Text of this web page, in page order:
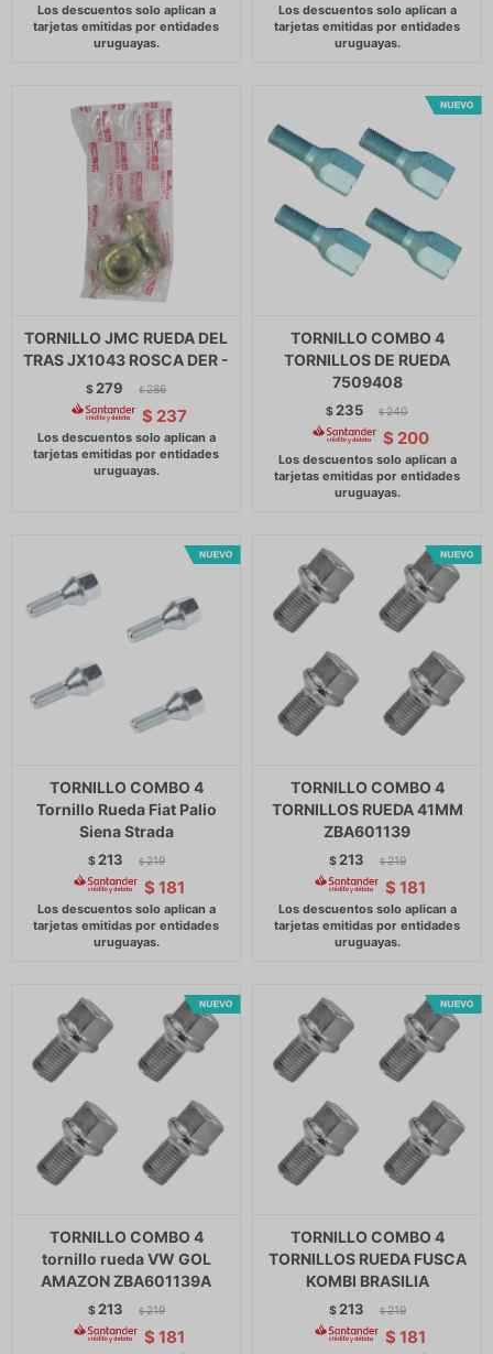
TORNILLO JMC RUEDA DEL
TRAS JX1043 ROSCA DER -
$ 279 $ 286
$ 237
TORNILLO COMBO 4
TORNILLOS DE RUEDA
7509408
$ 235 $ 240
$ 200
TORNILLO COMBO 4
Tornillo Rueda Fiat Palio
Siena Strada
$ 213 $ 219
$ 181
TORNILLO COMBO 4
TORNILLOS RUEDA 41MM
ZBA601139
$ 213 $ 219
$ 181
TORNILLO COMBO 4
tornillo rueda VW GOL
AMAZON ZBA601139A
$ 213 $ 219
$ 181
TORNILLO COMBO 4
TORNILLOS RUEDA FUSCA
KOMBI BRASILIA
$ 213 $ 219
$ 181